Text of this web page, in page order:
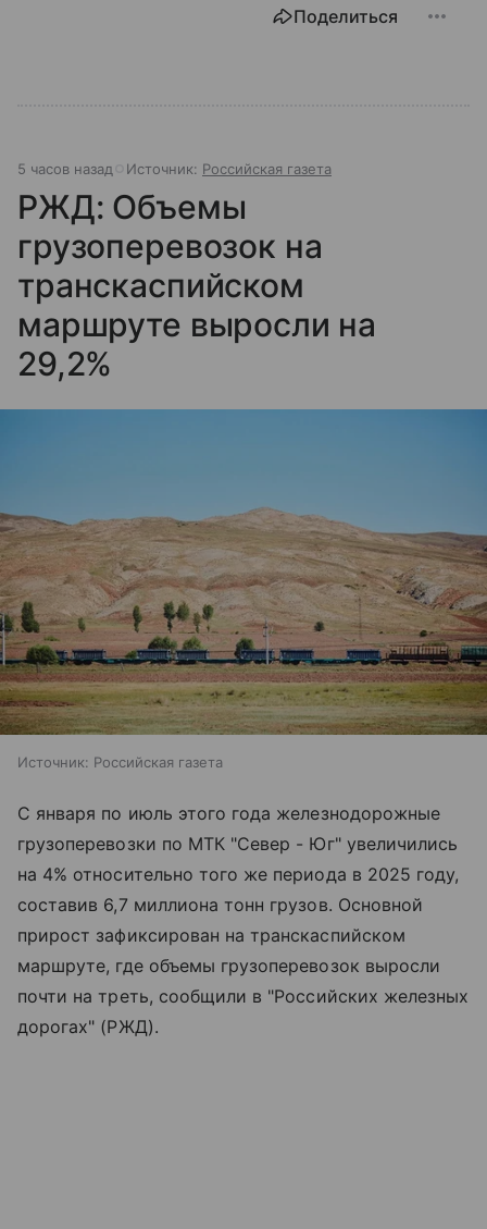
Поделиться
5 часов назад Источник: Российская газета
РЖД: Объемы
грузоперевозок на
транскаспийском
маршруте выросли на
29,2%
Источник: Российская газета
С января по июль этого года железнодорожные
грузоперевозки по МТК "Север - Юг" увеличились
на 4% относительно того же периода в 2025 году,
составив 6,7 миллиона тонн грузов. Основной
прирост зафиксирован на транскаспийском
маршруте, где объемы грузоперевозок выросли
почти на треть, сообщили в "Российских железных
дорогах" (РЖД).